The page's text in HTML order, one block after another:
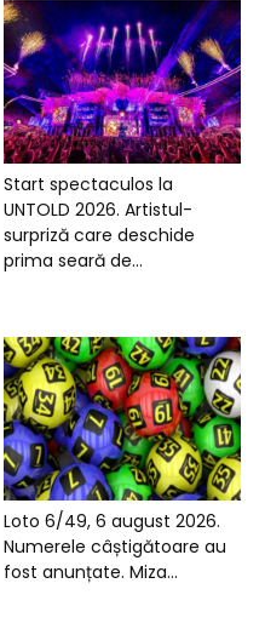
Start spectaculos la
UNTOLD 2026. Artistul-
surpriză care deschide
prima seară de...
Loto 6/49, 6 august 2026.
Numerele câștigătoare au
fost anunțate. Miza...